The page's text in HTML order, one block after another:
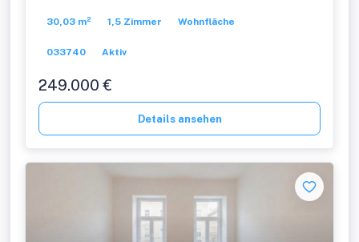
30,03 m² 1,5 Zimmer Wohnfläche
033740 Aktiv
249.000 €
Details ansehen